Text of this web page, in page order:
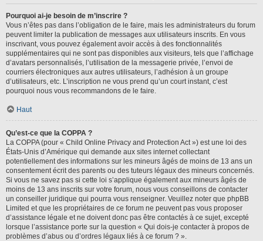
Pourquoi ai-je besoin de m’inscrire ?
Vous n’êtes pas dans l’obligation de le faire, mais les administrateurs du forum
peuvent limiter la publication de messages aux utilisateurs inscrits. En vous
inscrivant, vous pouvez également avoir accès à des fonctionnalités
supplémentaires qui ne sont pas disponibles aux visiteurs, tels que l’affichage
d’avatars personnalisés, l’utilisation de la messagerie privée, l’envoi de
courriers électroniques aux autres utilisateurs, l’adhésion à un groupe
d’utilisateurs, etc. L’inscription ne vous prend qu’un court instant, c’est
pourquoi nous vous recommandons de le faire.
Haut
Qu’est-ce que la COPPA ?
La COPPA (pour « Child Online Privacy and Protection Act ») est une loi des
États-Unis d’Amérique qui demande aux sites internet collectant
potentiellement des informations sur les mineurs âgés de moins de 13 ans un
consentement écrit des parents ou des tuteurs légaux des mineurs concernés.
Si vous ne savez pas si cette loi s’applique également aux mineurs âgés de
moins de 13 ans inscrits sur votre forum, nous vous conseillons de contacter
un conseiller juridique qui pourra vous renseigner. Veuillez noter que phpBB
Limited et que les propriétaires de ce forum ne peuvent pas vous proposer
d’assistance légale et ne doivent donc pas être contactés à ce sujet, excepté
lorsque l’assistance porte sur la question « Qui dois-je contacter à propos de
problèmes d’abus ou d’ordres légaux liés à ce forum ? ».